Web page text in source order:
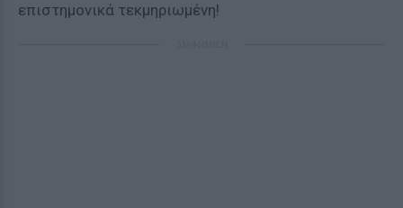
επιστημονικά τεκμηριωμένη!